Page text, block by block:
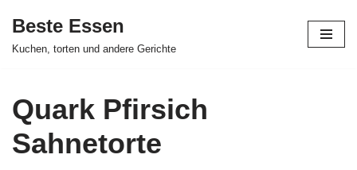
Skip
Beste Essen
Kuchen, torten und andere Gerichte
Quark Pfirsich
Sahnetorte